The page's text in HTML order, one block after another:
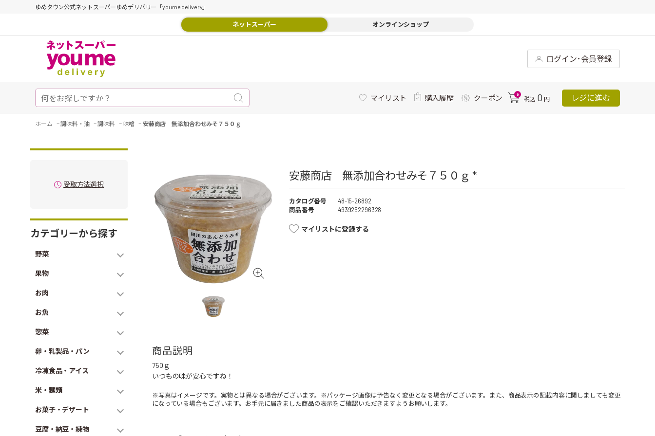
ゆめタウン公式ネットスーパーゆめデリバリー「youme delivery」
ネットスーパー オンラインショップ
ログイン･会員登録
マイリスト 購入履歴 クーポン 0
税込 0 円 レジに進む
ホーム -調味料・油 -調味料 - 味噌 - 安藤商店 無添加合わせみそ７５０ｇ
受取方法選択
カテゴリーから探す
野菜
果物
お肉
お魚
惣菜
卵・乳製品・パン
冷凍食品・アイス
米・麺類
お菓子・デザート
豆腐・納豆・練物
安藤商店 無添加合わせみそ７５０ｇ *
カタログ番号
48-15-26892
商品番号
4939252296328
マイリストに登録する
商品説明
750ｇ
いつもの味が安心ですね！
※写真はイメージです。実物とは異なる場合がございます。※パッケージ画像は予告なく変更となる場合がございます。また、商品表示の記載内容に関しましても変更
になっている場合もございます。お手元に届きました商品の表示をご確認いただきますようお願いします。